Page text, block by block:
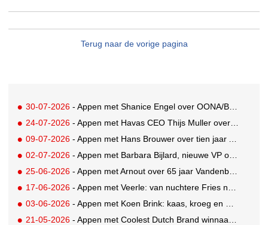
Terug naar de vorige pagina
30-07-2026 - Appen met Shanice Engel over OONA/BAAS' Human Influence Paper
24-07-2026 - Appen met Havas CEO Thijs Muller over de overname van SportVibes
09-07-2026 - Appen met Hans Brouwer over tien jaar A'DAM Toren
02-07-2026 - Appen met Barbara Bijlard, nieuwe VP of Clients bij DEPT
25-06-2026 - Appen met Arnout over 65 jaar Vandenbusken
17-06-2026 - Appen met Veerle: van nuchtere Fries naar Cannes-correspondent
03-06-2026 - Appen met Koen Brink: kaas, kroeg en Oranjegekte
21-05-2026 - Appen met Coolest Dutch Brand winnaar Caroline van Turennout (Zeeman)